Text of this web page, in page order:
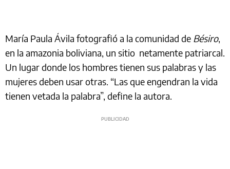
María Paula Ávila fotografió a la comunidad de Bésiro,
en la amazonia boliviana, un sitio netamente patriarcal.
Un lugar donde los hombres tienen sus palabras y las
mujeres deben usar otras. “Las que engendran la vida
tienen vetada la palabra”, define la autora.